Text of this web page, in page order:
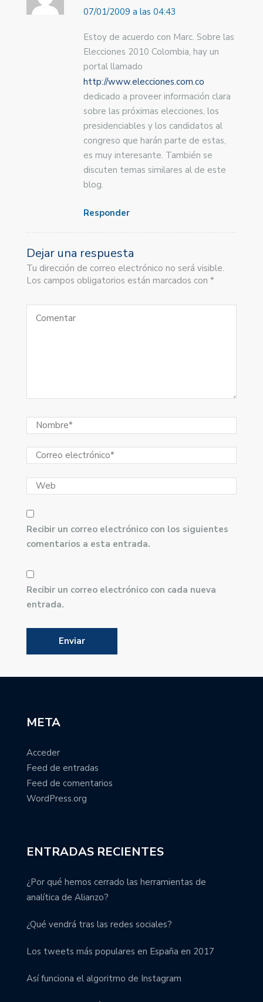
07/01/2009 a las 04:43
Estoy de acuerdo con Marc. Sobre las
Elecciones 2010 Colombia, hay un
portal llamado
http://www.elecciones.com.co
dedicado a proveer información clara
sobre las próximas elecciones, los
presidenciables y los candidatos al
congreso que harán parte de estas,
es muy interesante. También se
discuten temas similares al de este
blog.
Responder
Dejar una respuesta
Tu dirección de correo electrónico no será visible.
Los campos obligatorios están marcados con *
Recibir un correo electrónico con los siguientes
comentarios a esta entrada.
Recibir un correo electrónico con cada nueva
entrada.
META
Acceder
Feed de entradas
Feed de comentarios
WordPress.org
ENTRADAS RECIENTES
¿Por qué hemos cerrado las herramientas de
analítica de Alianzo?
¿Qué vendrá tras las redes sociales?
Los tweets más populares en España en 2017
Así funciona el algoritmo de Instagram